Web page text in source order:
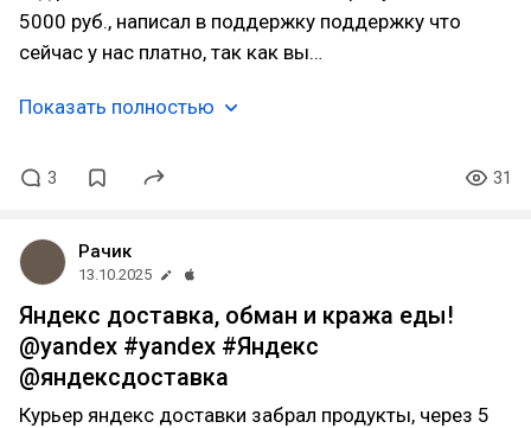
5000 руб., написал в поддержку поддержку что
сейчас у нас платно, так как вы…
Показать полностью
3 31
Рачик
13.10.2025
Яндекс доставка, обман и кража еды!
@yandex #yandex #Яндекс
@яндексдоставка
Курьер яндекс доставки забрал продукты, через 5